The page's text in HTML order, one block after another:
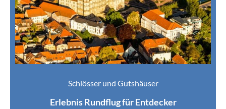
Schlösser und Gutshäuser
Erlebnis Rundflug für Entdecker